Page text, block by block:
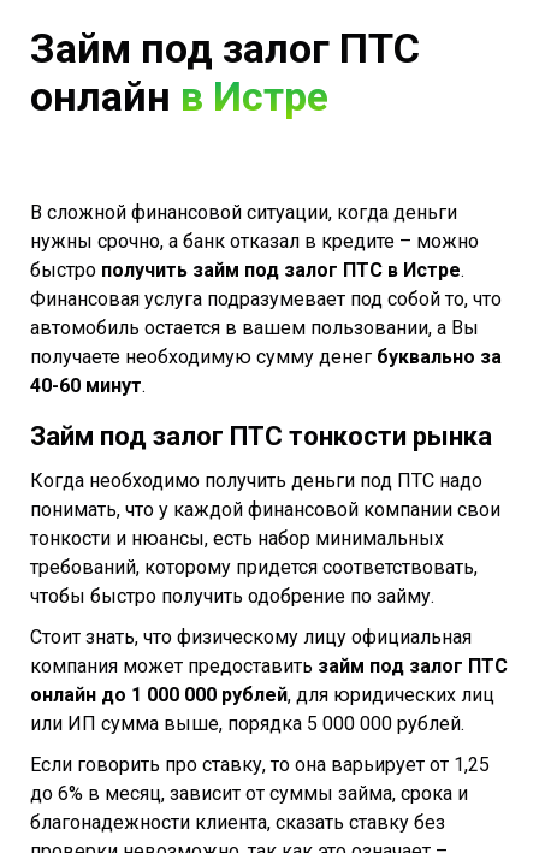
Займ под залог ПТС
онлайн в Истре
В сложной финансовой ситуации, когда деньги
нужны срочно, а банк отказал в кредите – можно
быстро получить займ под залог ПТС в Истре.
Финансовая услуга подразумевает под собой то, что
автомобиль остается в вашем пользовании, а Вы
получаете необходимую сумму денег буквально за
40-60 минут.
Займ под залог ПТС тонкости рынка
Когда необходимо получить деньги под ПТС надо
понимать, что у каждой финансовой компании свои
тонкости и нюансы, есть набор минимальных
требований, которому придется соответствовать,
чтобы быстро получить одобрение по займу.
Стоит знать, что физическому лицу официальная
компания может предоставить займ под залог ПТС
онлайн до 1 000 000 рублей, для юридических лиц
или ИП сумма выше, порядка 5 000 000 рублей.
Если говорить про ставку, то она варьирует от 1,25
до 6% в месяц, зависит от суммы займа, срока и
благонадежности клиента, сказать ставку без